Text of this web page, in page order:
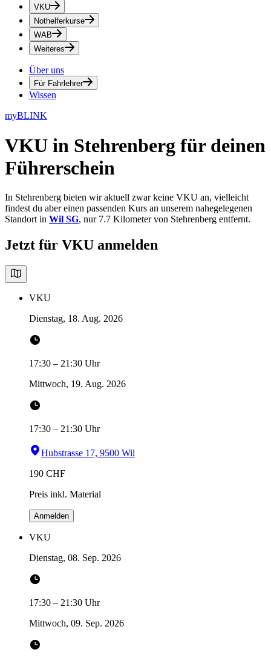
VKU
Nothelferkurse
WAB
Weiteres
Über uns
Für Fahrlehrer
Wissen
myBLINK
VKU in Stehrenberg für deinen
Führerschein
In Stehrenberg bieten wir aktuell zwar keine VKU an, vielleicht
findest du aber einen passenden Kurs an unserem nahegelegenen
Standort in Wil SG, nur 7.7 Kilometer von Stehrenberg entfernt.
Jetzt für VKU anmelden
VKU
Dienstag, 18. Aug. 2026
17:30 – 21:30 Uhr
Mittwoch, 19. Aug. 2026
17:30 – 21:30 Uhr
Hubstrasse 17, 9500 Wil
190 CHF
Preis inkl. Material
Anmelden
VKU
Dienstag, 08. Sep. 2026
17:30 – 21:30 Uhr
Mittwoch, 09. Sep. 2026